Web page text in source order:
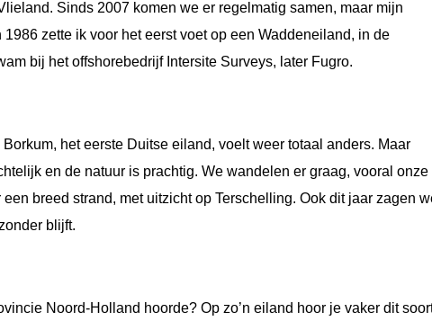
Sinds 2007 komen we er regelmatig samen, maar mijn
zette ik voor het eerst voet op een Waddeneiland, in de
bij het offshorebedrijf Intersite Surveys, later Fugro.
het eerste Duitse eiland, voelt weer totaal anders. Maar
en de natuur is prachtig. We wandelen er graag, vooral onze
breed strand, met uitzicht op Terschelling. Ook dit jaar zagen
blijft.
Noord‑Holland hoorde? Op zo’n eiland hoor je vaker dit